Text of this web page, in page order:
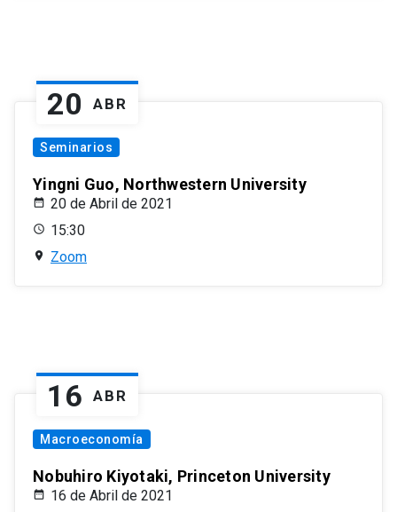
20 ABR
Seminarios
Yingni Guo, Northwestern University
20 de Abril de 2021
15:30
Zoom
16 ABR
Macroeconomía
Nobuhiro Kiyotaki, Princeton University
16 de Abril de 2021